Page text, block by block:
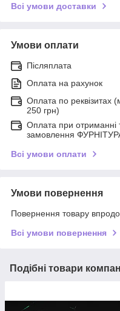
Всі умови доставки
Умови оплати
Післяплата
Оплата на рахунок
Оплата по реквізитах
250 грн)
Оплата при
замовлення
Всі умови оплати
Умови повернення
Повернення товару
Всі умови повернення
Подібні товари